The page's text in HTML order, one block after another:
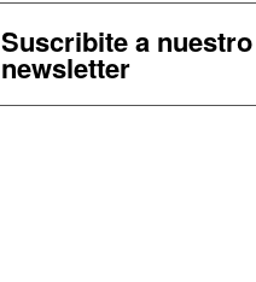
Suscribite a nuestro
newsletter